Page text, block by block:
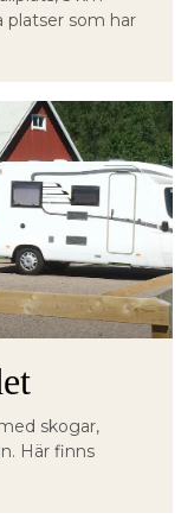
platser som har
skogar,
Här finns